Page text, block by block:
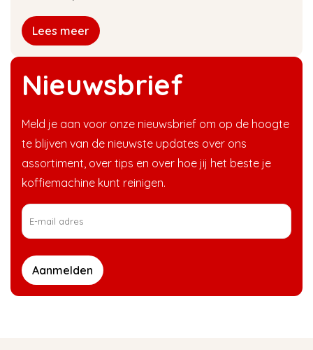
Nieuwsbrief
Meld je aan voor onze nieuwsbrief om op de hoogte
te blijven van de nieuwste updates over ons
assortiment, over tips en over hoe jij het beste je
koffiemachine kunt reinigen.
Aanmelden
Lees meer